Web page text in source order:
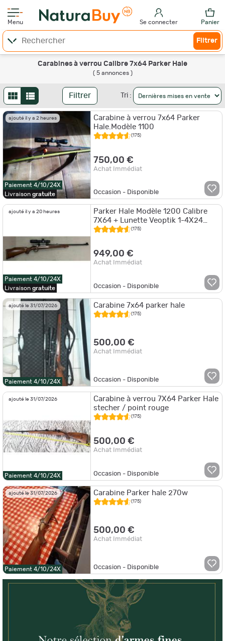
Menu Se connecter Panier
Filtrer
Carabines à verrou Calibre 7x64 Parker Hale
( 5 annonces )
Filtrer Tri :
ajouté il y a 2 heures
Paiement 4/10/24X
Livraison gratuite
Carabine à verrou 7x64 Parker
Hale.Modèle 1100
(175)
750,00 €
Achat Immédiat
Occasion - Disponible
ajouté il y a 20 heures
Paiement 4/10/24X
Livraison gratuite
Parker Hale Modèle 1200 Calibre
7X64 + Lunette Veoptik 1-4X24
d'occasion(175)
949,00 €
Achat Immédiat
Occasion - Disponible
ajouté le 31/07/2026
Paiement 4/10/24X
Carabine 7x64 parker hale
(175)
500,00 €
Achat Immédiat
Occasion - Disponible
ajouté le 31/07/2026
Paiement 4/10/24X
Carabine à verrou 7X64 Parker Hale
stecher / point rouge
(175)
500,00 €
Achat Immédiat
Occasion - Disponible
ajouté le 31/07/2026
Paiement 4/10/24X
Carabine Parker hale 270w
(175)
500,00 €
Achat Immédiat
Occasion - Disponible